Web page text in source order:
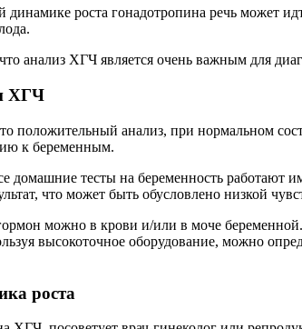
динамике роста гонадотропина речь может
анализ ХГЧ является очень важным для
ХГЧ
положительный анализ, при нормальном
к беременным.
домашние тесты на беременность работают
что может быть обусловлено низкой
можно в крови и/или в моче
высокоточное оборудование, можно
роста